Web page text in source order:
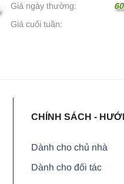
Giá ngày thường:
Giá cuối tuần:
CHÍNH SÁCH -
Dành cho chủ nhà
Dành cho đối tác